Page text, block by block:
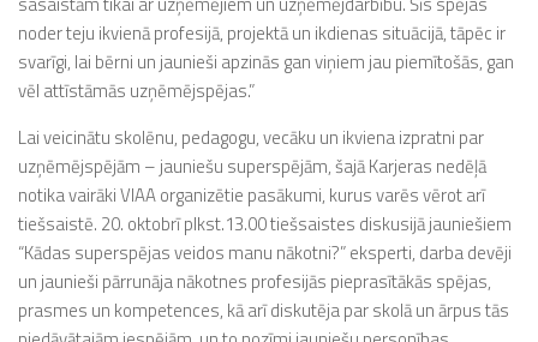
noder teju ikvienā profesijā, projektā un ikdienas situācijā, tāpēc ir
svarīgi, lai bērni un jaunieši apzinās gan viņiem jau piemītošās, gan
vēl attīstāmās uzņēmējspējas.”
Lai veicinātu skolēnu, pedagogu, vecāku un ikviena izpratni par
uzņēmējspējām – jauniešu superspējām, šajā Karjeras nedēļā
notika vairāki VIAA organizētie pasākumi, kurus varēs vērot arī
tiešsaistē. 20. oktobrī plkst.13.00 tiešsaistes diskusijā jauniešiem
“Kādas superspējas veidos manu nākotni?” eksperti, darba devēji
un jaunieši pārrunāja nākotnes profesijās pieprasītākās spējas,
prasmes un kompetences, kā arī diskutēja par skolā un ārpus tās